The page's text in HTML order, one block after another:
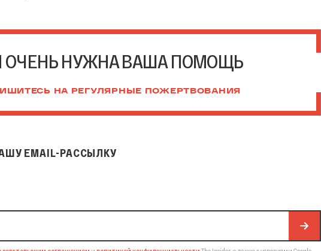
ОЧЕНЬ НУЖНА ВАША ПОМОЩЬ
НА РЕГУЛЯРНЫЕ ПОЖЕРТВОВАНИЯ
EMAIL-РАССЫЛКУ